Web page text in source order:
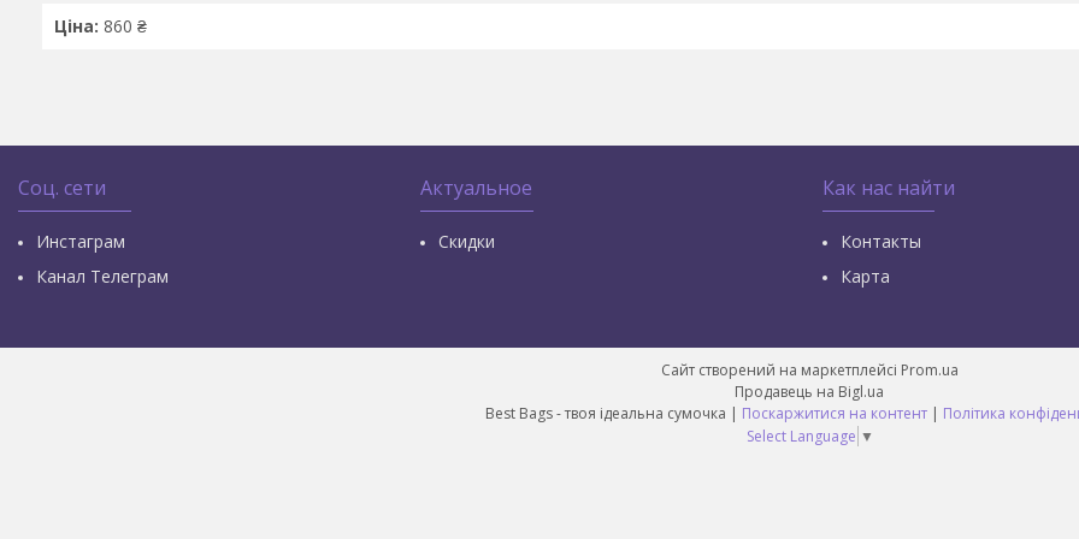
Ціна: 860 ₴
Соц. сети
Инстаграм
Канал Телеграм
Актуальное
Скидки
Как нас найти
Контакты
Карта
Сайт створений на маркетплейсі Prom.ua
Продавець на Bigl.ua
Best Bags - твоя ідеальна сумочка | Поскаржитися на контент | Політика
Select Language ▼